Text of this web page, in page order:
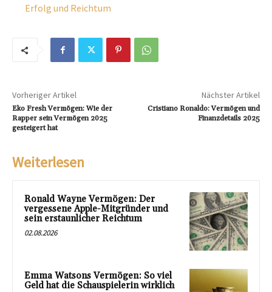
Erfolg und Reichtum
Vorheriger Artikel
Eko Fresh Vermögen: Wie der
Rapper sein Vermögen 2025
gesteigert hat
Nächster Artikel
Cristiano Ronaldo: Vermögen und
Finanzdetails 2025
Weiterlesen
Ronald Wayne Vermögen: Der
vergessene Apple-Mitgründer und
sein erstaunlicher Reichtum
02.08.2026
Emma Watsons Vermögen: So viel
Geld hat die Schauspielerin wirklich